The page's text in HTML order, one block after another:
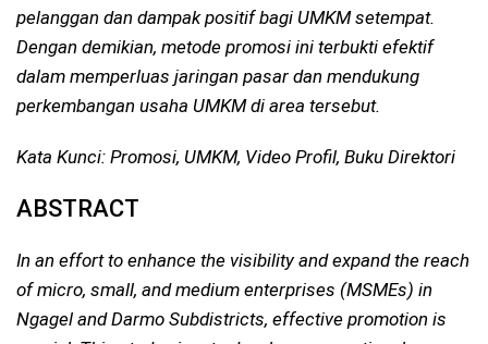
pelanggan dan dampak positif bagi UMKM setempat.
Dengan demikian, metode promosi ini terbukti efektif
dalam memperluas jaringan pasar dan mendukung
perkembangan usaha UMKM di area tersebut.
Kata Kunci: Promosi, UMKM, Video Profil, Buku Direktori
ABSTRACT
In an effort to enhance the visibility and expand the reach
of micro, small, and medium enterprises (MSMEs) in
Ngagel and Darmo Subdistricts, effective promotion is